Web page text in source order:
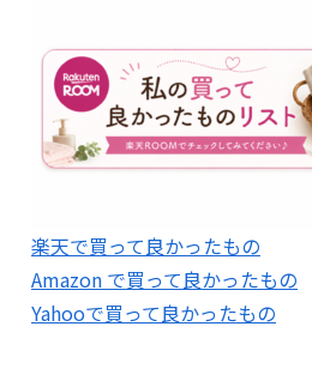
楽天で買って良かったもの
Amazon で買って良かったもの
Yahooで買って良かったもの